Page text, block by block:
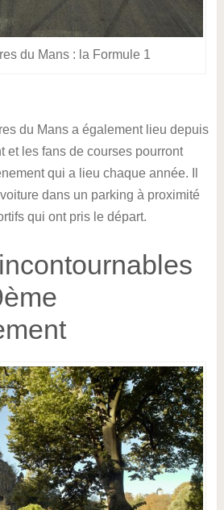
du Mans : la Formule 1
du Mans a également lieu depuis
et les fans de courses pourront
qui a lieu chaque année. Il
dans un parking à proximité
qui ont pris le départ.